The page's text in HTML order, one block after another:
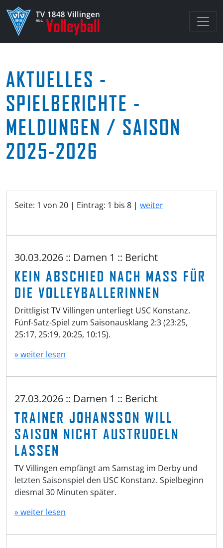
AKTUELLES -
SPIELBERICHTE -
MELDUNGEN / SAISON
2025-2026
Seite: 1 von 20 | Eintrag: 1 bis 8 | weiter
30.03.2026 :: Damen 1 :: Bericht
KEIN ABSCHIED NACH MASS FÜR D
IE VOLLEYBALLERINNEN
Drittligist TV Villingen unterliegt USC Konstanz.
Fünf-Satz-Spiel zum Saisonausklang 2:3 (23:25,
25:17, 25:19, 20:25, 10:15).
» weiter lesen
27.03.2026 :: Damen 1 :: Bericht
TRAINER JOHANSSON WILL
SAISON NICHT AUSTRUDELN
LASSEN
TV Villingen empfängt am Samstag im Derby und
letzten Saisonspiel den USC Konstanz. Spielbeginn
diesmal 30 Minuten später.
» weiter lesen